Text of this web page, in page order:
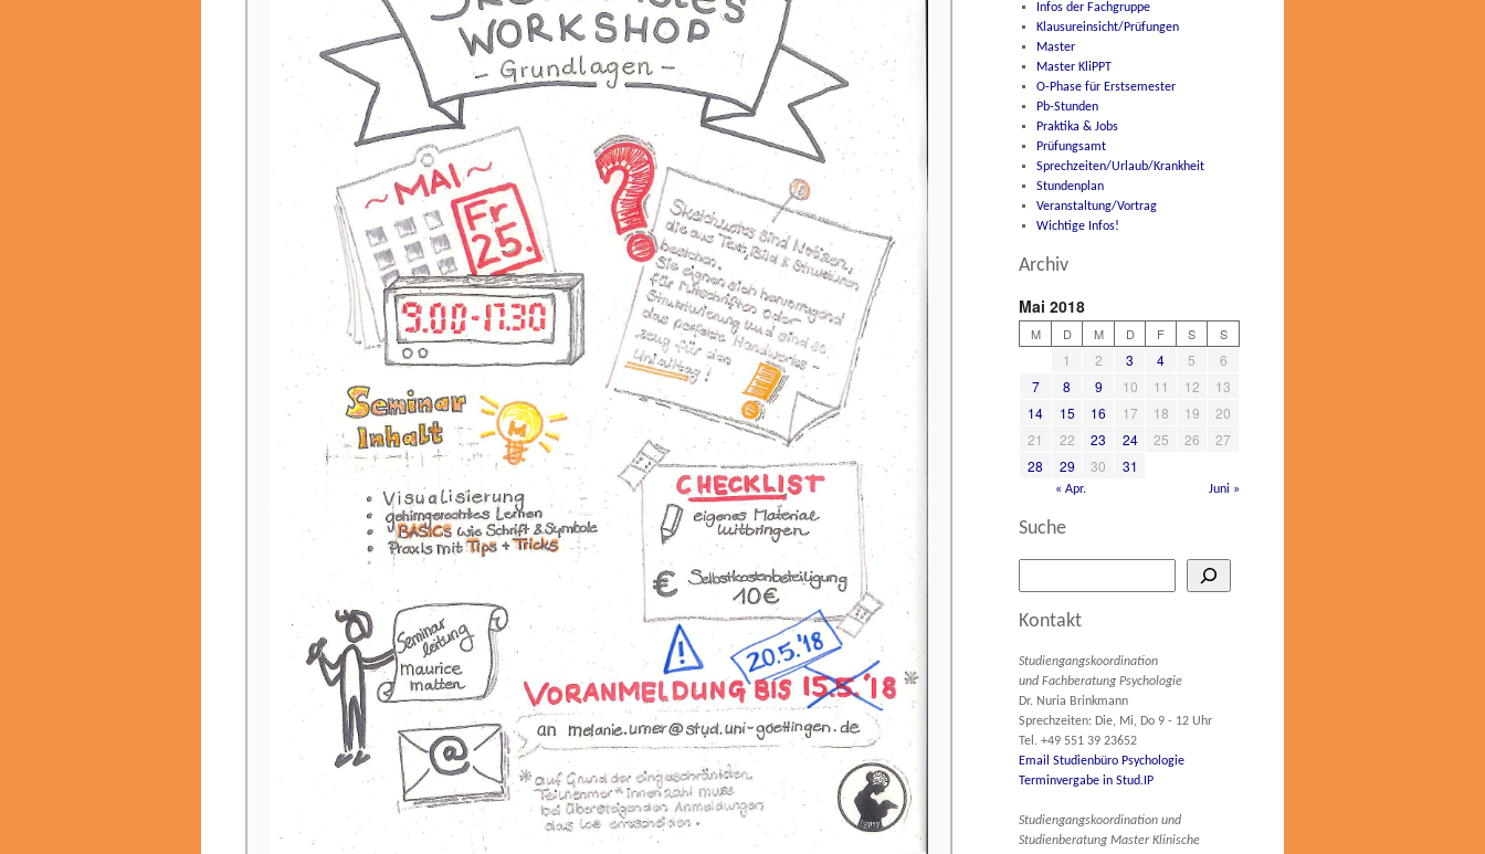
Infos der Fachgruppe
Klausureinsicht/Prüfungen
Master
Master KliPPT
O-Phase für Erstsemester
Pb-Stunden
Praktika & Jobs
Prüfungsamt
Sprechzeiten/Urlaub/Krankheit
Stundenplan
Veranstaltung/Vortrag
Wichtige Infos!
Archiv
Mai 2018
M D M D F S S
1 2 3 4 5
6
7
8 9 10 11 12
13
14
15 16 17 18 19
20
21
22 23 24 25 26
27
28
29 30 31
« Apr. Juni »
Suche
Kontakt
Studiengangskoordination
und Fachberatung Psychologie
Dr. Nuria Brinkmann
Sprechzeiten: Die, Mi, Do 9 - 12 Uhr
Tel. +49 551 39 23652
Email Studienbüro Psychologie
Terminvergabe in Stud.IP
Studiengangskoordination und
Studienberatung Master Klinische